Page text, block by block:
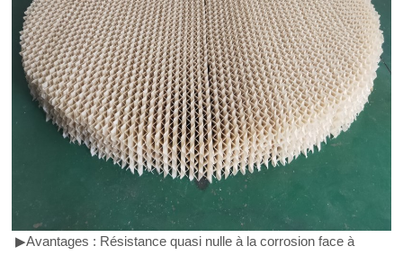
▶Avantages : Résistance quasi nulle à la corrosion face à